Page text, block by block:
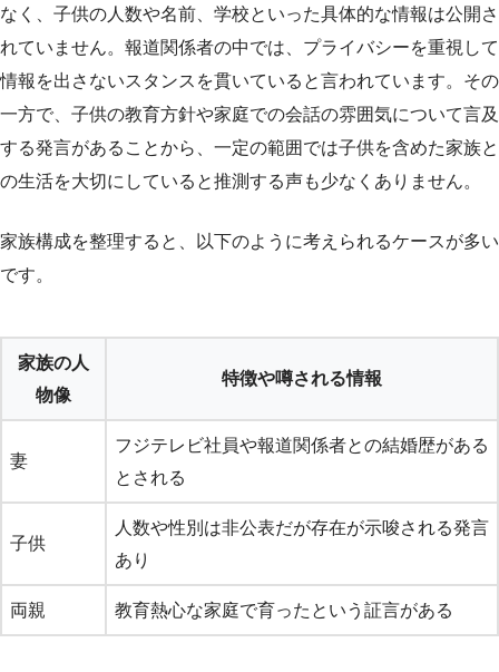
なく、子供の人数や名前、学校といった具体的な情報は公開さ
れていません。報道関係者の中では、プライバシーを重視して
情報を出さないスタンスを貫いていると言われています。その
一方で、子供の教育方針や家庭での会話の雰囲気について言及
する発言があることから、一定の範囲では子供を含めた家族と
の生活を大切にしていると推測する声も少なくありません。
家族構成を整理すると、以下のように考えられるケースが多い
です。
家族の人
物像
特徴や噂される情報
妻
フジテレビ社員や報道関係者との結婚歴がある
とされる
子供
人数や性別は非公表だが存在が示唆される発言
あり
両親 教育熱心な家庭で育ったという証言がある